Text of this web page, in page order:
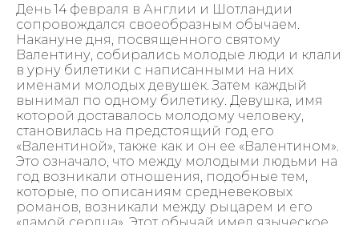
День 14 февраля в Англии и Шотландии
сопровождался своеобразным обычаем.
Накануне дня, посвященного святому
Валентину, собирались молодые люди и клали
в урну билетики с написанными на них
именами молодых девушек. Затем каждый
вынимал по одному билетику. Девушка, имя
которой доставалось молодому человеку,
становилась на предстоящий год его
«Валентиной», также как и он ее «Валентином».
Это означало, что между молодыми людьми на
год возникали отношения, подобные тем,
которые, по описаниям средневековых
романов, возникали между рыцарем и его